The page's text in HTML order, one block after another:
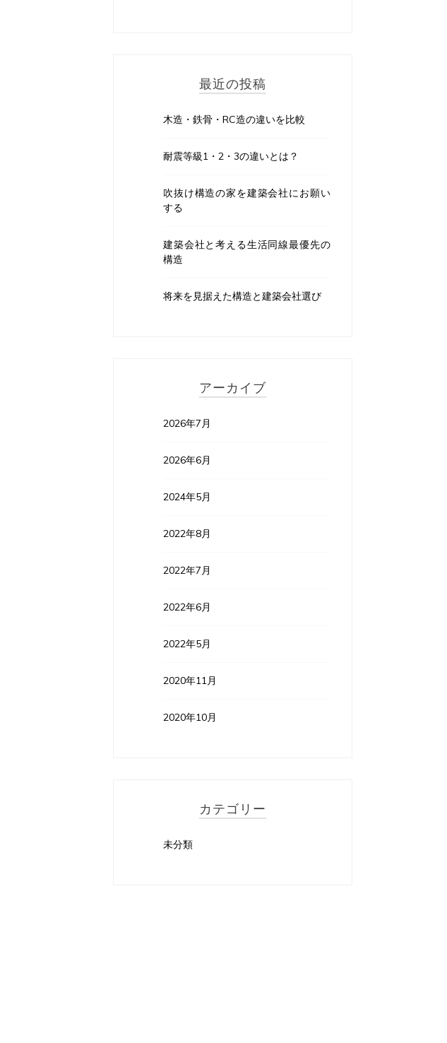
最近の投稿
木造・鉄骨・RC造の違いを比較
耐震等級1・2・3の違いとは？
吹抜け構造の家を建築会社にお願い
する
建築会社と考える生活同線最優先の
構造
将来を見据えた構造と建築会社選び
アーカイブ
2026年7月
2026年6月
2024年5月
2022年8月
2022年7月
2022年6月
2022年5月
2020年11月
2020年10月
カテゴリー
未分類